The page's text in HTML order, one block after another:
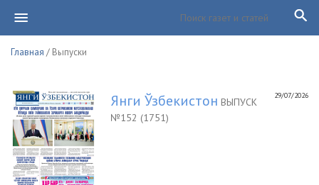
Главная / Выпуски
29/07/2026
Янги Ўзбекистон ВЫПУСК
№152 (1751)